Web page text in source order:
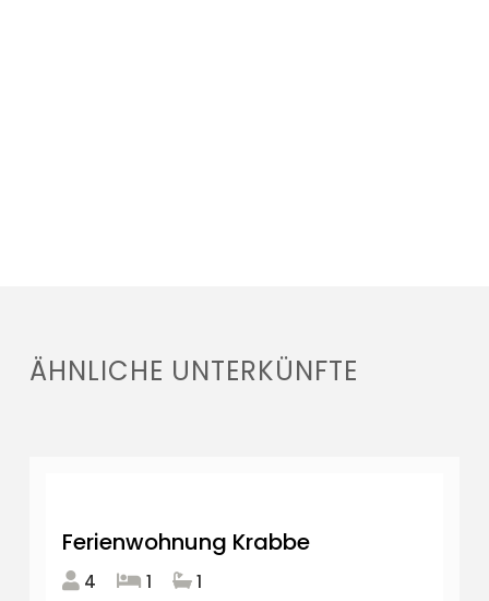
ÄHNLICHE UNTERKÜNFTE
Ferienwohnung Krabbe
4 1 1